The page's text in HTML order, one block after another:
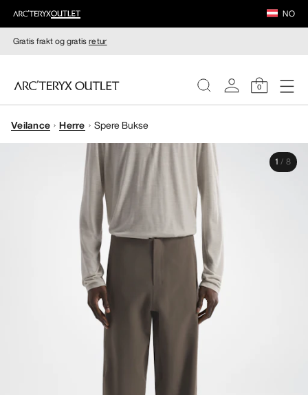
NO
Gratis frakt og gratisretur
0
DAMER
Veilance Herre Spere Bukse
1 / 8